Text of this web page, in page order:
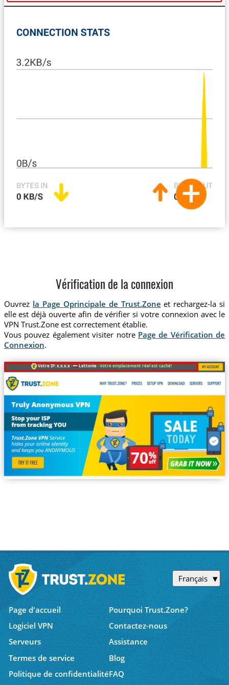
Vérification de la connexion
Ouvrez la Page Oprincipale de Trust.Zone et rechargez-la si
elle est déjà ouverte afin de vérifier si votre connexion avec le
VPN Trust.Zone est correctement établie.
Vous pouvez également visiter notre Page de Vérification de
Connexion.
Votre IP: x.x.x.x · Lettonie ·Votre emplacement réel est caché!
Français
Page d'accueil
Pourquoi Trust.Zone?
Logiciel VPN
Contactez-nous
Serveurs
Assistance
Termes de service
Blog
Politique de confidentialitéFAQ